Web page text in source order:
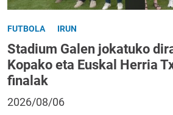
FUTBOLA IRUN
Stadium Galen jokatuko
Kopako eta Euskal Herria
finalak
2026/08/06